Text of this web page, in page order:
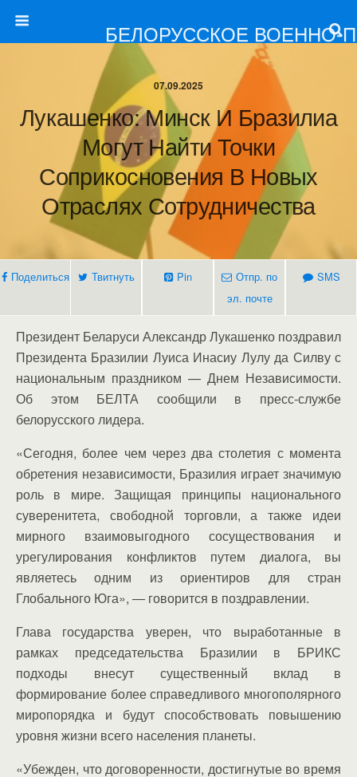
БЕЛОРУССКОЕ ВОЕННО-
07.09.2025
Лукашенко: Минск И Бразилиа
Могут Найти Точки
Соприкосновения В Новых
Отраслях Сотрудничества
Поделиться Твитнуть Pin
Отпр. по
эл. почте
SMS
Президент Беларуси Александр Лукашенко поздравил
Президента Бразилии Луиса Инасиу Лулу да Силву с
национальным праздником — Днем Независимости.
Об этом БЕЛТА сообщили в пресс-службе
белорусского лидера.
«Сегодня, более чем через два столетия с момента
обретения независимости, Бразилия играет значимую
роль в мире. Защищая принципы национального
суверенитета, свободной торговли, а также идеи
мирного взаимовыгодного сосуществования и
урегулирования конфликтов путем диалога, вы
являетесь одним из ориентиров для стран
Глобального Юга», — говорится в поздравлении.
Глава государства уверен, что выработанные в
рамках председательства Бразилии в БРИКС
подходы внесут существенный вклад в
формирование более справедливого многополярного
миропорядка и будут способствовать повышению
уровня жизни всего населения планеты.
«Убежден, что договоренности, достигнутые во время